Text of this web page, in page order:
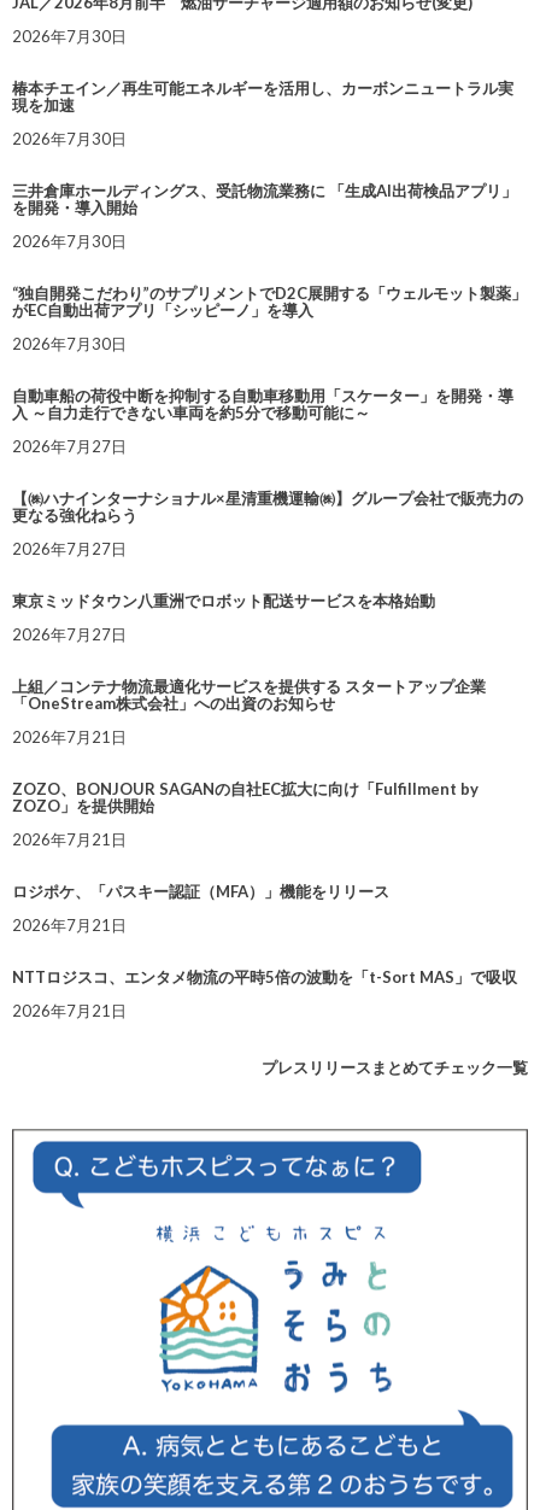
2026年7月30日
椿本チエイン／再生可能エネルギーを活用し、カーボンニュートラル実
現を加速
2026年7月30日
三井倉庫ホールディングス、受託物流業務に 「生成AI出荷検品アプリ」
を開発・導入開始
2026年7月30日
“独自開発こだわり”のサプリメントでD2C展開する「ウェルモット製薬」
がEC自動出荷アプリ「シッピーノ」を導入
2026年7月30日
自動車船の荷役中断を抑制する自動車移動用「スケーター」を開発・導
入 ～自力走行できない車両を約5分で移動可能に～
2026年7月27日
【㈱ハナインターナショナル×星清重機運輸㈱】グループ会社で販売力の
更なる強化ねらう
2026年7月27日
東京ミッドタウン八重洲でロボット配送サービスを本格始動
2026年7月27日
上組／コンテナ物流最適化サービスを提供する スタートアップ企業
「OneStream株式会社」への出資のお知らせ
2026年7月21日
ZOZO、BONJOUR SAGANの自社EC拡大に向け「Fulfillment by
ZOZO」を提供開始
2026年7月21日
ロジポケ、「パスキー認証（MFA）」機能をリリース
2026年7月21日
NTTロジスコ、エンタメ物流の平時5倍の波動を「t-Sort MAS」で吸収
2026年7月21日
プレスリリースまとめてチェック一覧